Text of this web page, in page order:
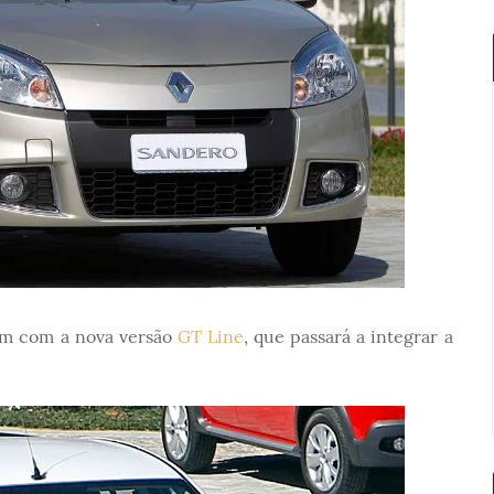
com a nova versão GT Line, que passará a integrar a